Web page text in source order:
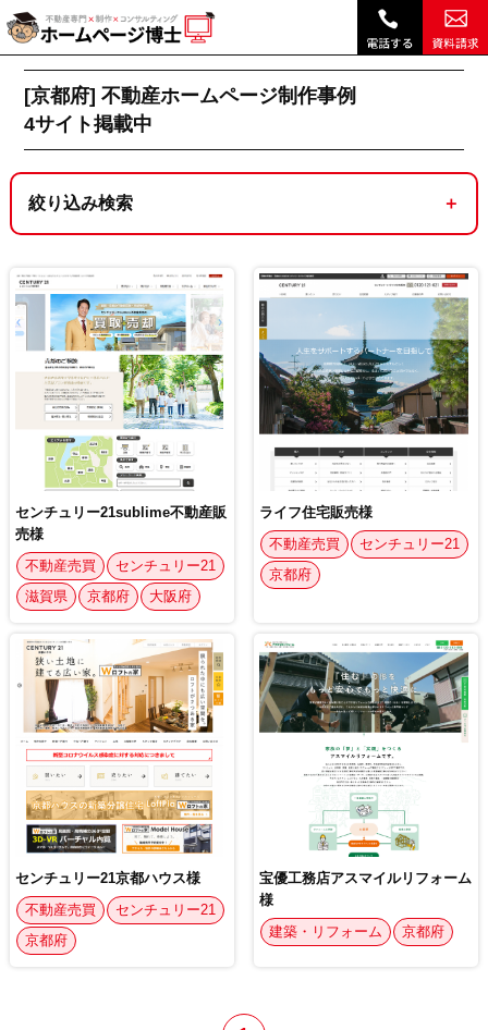
京都府｜不動産ホームページ制作実績・デザイン事例 ｜ホームページ博士（博士.com）|
不動産ホームページ制作トップ [京都府]不動産ホームページ制作実績一覧 4サイト
[京都府] 不動産ホームページ制作事例
4サイト掲載中
絞り込み検索
センチュリー21sublime不動産販
売様
不動産売買
センチュリー21
滋賀県
京都府 大阪府
ライフ住宅販売様
不動産売買
センチュリー21
京都府
センチュリー21京都ハウス様
不動産売買
センチュリー21
京都府
宝優工務店アスマイルリフォーム
様
建築・リフォーム
京都府